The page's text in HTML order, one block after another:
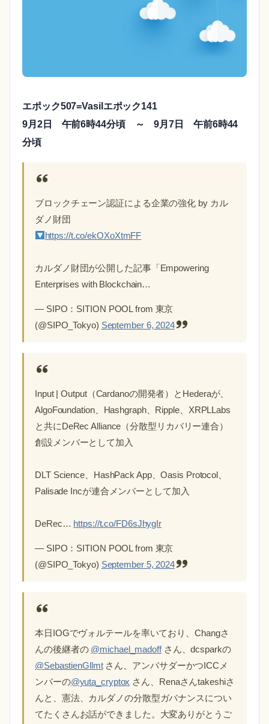
エポック507=Vasilエポック141
9月2日 午前6時44分頃 ～ 9月7 日
午前6時44
分頃
ブロックチェーン認証による企業の強化 by カル
ダノ財団
https://t.co/ekOXoXtmFF
カルダノ財団が公開した記事「Empowering
Enterprises with Blockchain…
— SIPO：SITION POOL from 東京
(@SIPO_Tokyo) September 6, 2024
Input | Output（Cardanoの開発者）とHederaが、
AlgoFoundation、Hashgraph、Ripple、XRPLLabs
と共にDeRec Alliance（分散型リカバリー連合）
創設メンバーとして加入
DLT Science、HashPack App、Oasis Protocol、
Palisade Incが連合メンバーとして加入
DeRec… https://t.co/FD6sJhygIr
— SIPO：SITION POOL from 東京
(@SIPO_Tokyo) September 5, 2024
本日IOGでヴォルテールを率いており、Changさ
んの後継者の @michael_madoffさん、dcsparkの
@SebastienGllmtさん、アンバサダーかつICCメ
ンバーの@yuta_cryptox さん、Renaさんtakeshiさ
んと、憲法、カルダノの分散型ガバナンスについ
てたくさんお話ができました。大変ありがとうご